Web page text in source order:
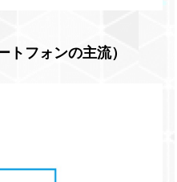
トフォンの主流）